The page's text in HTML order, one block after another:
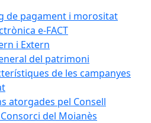
de pagament i morositat
e-FACT
i Extern
del patrimoni
de les campanyes
atorgades pel Consell
del Moianès